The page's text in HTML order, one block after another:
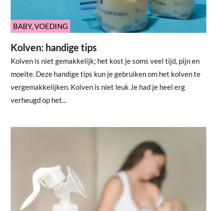
BABY,VOEDING
Kolven: handige tips
Kolven is niet gemakkelijk; het kost je soms veel tijd, pijn en
moeite. Deze handige tips kun je gebruiken om het kolven te
vergemakkelijken. Kolven is niet leuk Je had je heel erg
verheugd op het...